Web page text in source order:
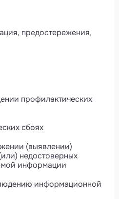
предостережения,
профилактических
сбоях
(выявлении)
недостоверных
информации
информационной